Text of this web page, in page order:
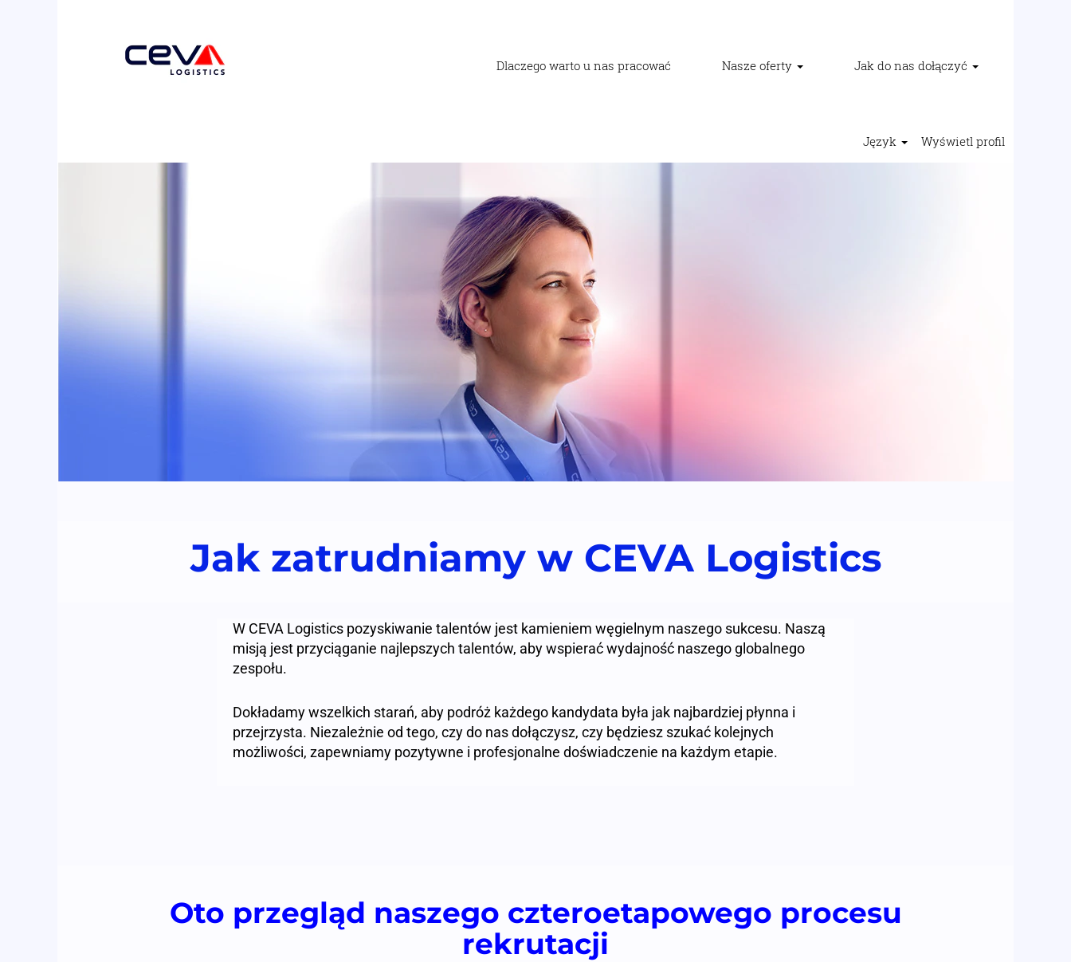
Dlaczego warto u nas pracować Nasze oferty Jak do nas dołączyć
Język Wyświetl profil
Jak zatrudniamy w CEVA Logistics
W CEVA Logistics pozyskiwanie talentów jest kamieniem węgielnym naszego sukcesu. Naszą
misją jest przyciąganie najlepszych talentów, aby wspierać wydajność naszego globalnego
zespołu.
Dokładamy wszelkich starań, aby podróż każdego kandydata była jak najbardziej płynna i
przejrzysta. Niezależnie od tego, czy do nas dołączysz, czy będziesz szukać kolejnych
możliwości, zapewniamy pozytywne i profesjonalne doświadczenie na każdym etapie.
Oto przegląd naszego czteroetapowego procesu
rekrutacji